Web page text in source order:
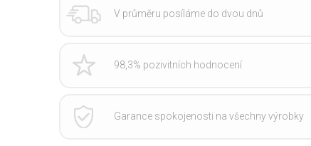
V průměru posíláme do dvou dnů
98,3% pozivitních hodnocení
Garance spokojenosti na všechny výrobky